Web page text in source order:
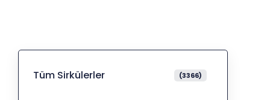
Tüm Sirkülerler (3366)